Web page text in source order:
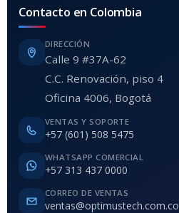
Contacto en Colombia
DIRECCIÓN
Calle 9 #37A-62
C.C. Renovación, piso 4
Oficina 4006, Bogotá
VENTAS Y SOPORTE
+57 (601) 508 5475
WHATSAPP COMERCIAL
+57 313 437 0000
CORREO DE VENTAS
ventas@optimustech.com.co